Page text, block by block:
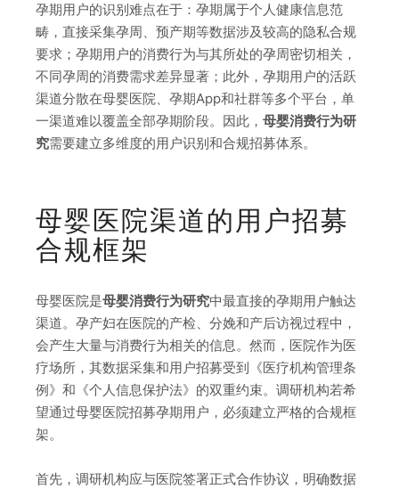
孕期用户的识别难点在于：孕期属于个人健康信息范
畴，直接采集孕周、预产期等数据涉及较高的隐私合规
要求；孕期用户的消费行为与其所处的孕周密切相关，
不同孕周的消费需求差异显著；此外，孕期用户的活跃
渠道分散在母婴医院、孕期App和社群等多个平台，单
一渠道难以覆盖全部孕期阶段。因此， 母婴消费行为研
究需要建立多维度的用户识别和合规招募体系。
母婴医院渠道的用户招募
合规框架
母婴医院是母婴消费行为研究中最直接的孕期用户触达
渠道。孕产妇在医院的产检、分娩和产后访视过程中，
会产生大量与消费行为相关的信息。然而，医院作为医
疗场所，其数据采集和用户招募受到《医疗机构管理条
例》和《个人信息保护法》的双重约束。调研机构若希
望通过母婴医院招募孕期用户，必须建立严格的合规框
架。
首先，调研机构应与医院签署正式合作协议，明确数据